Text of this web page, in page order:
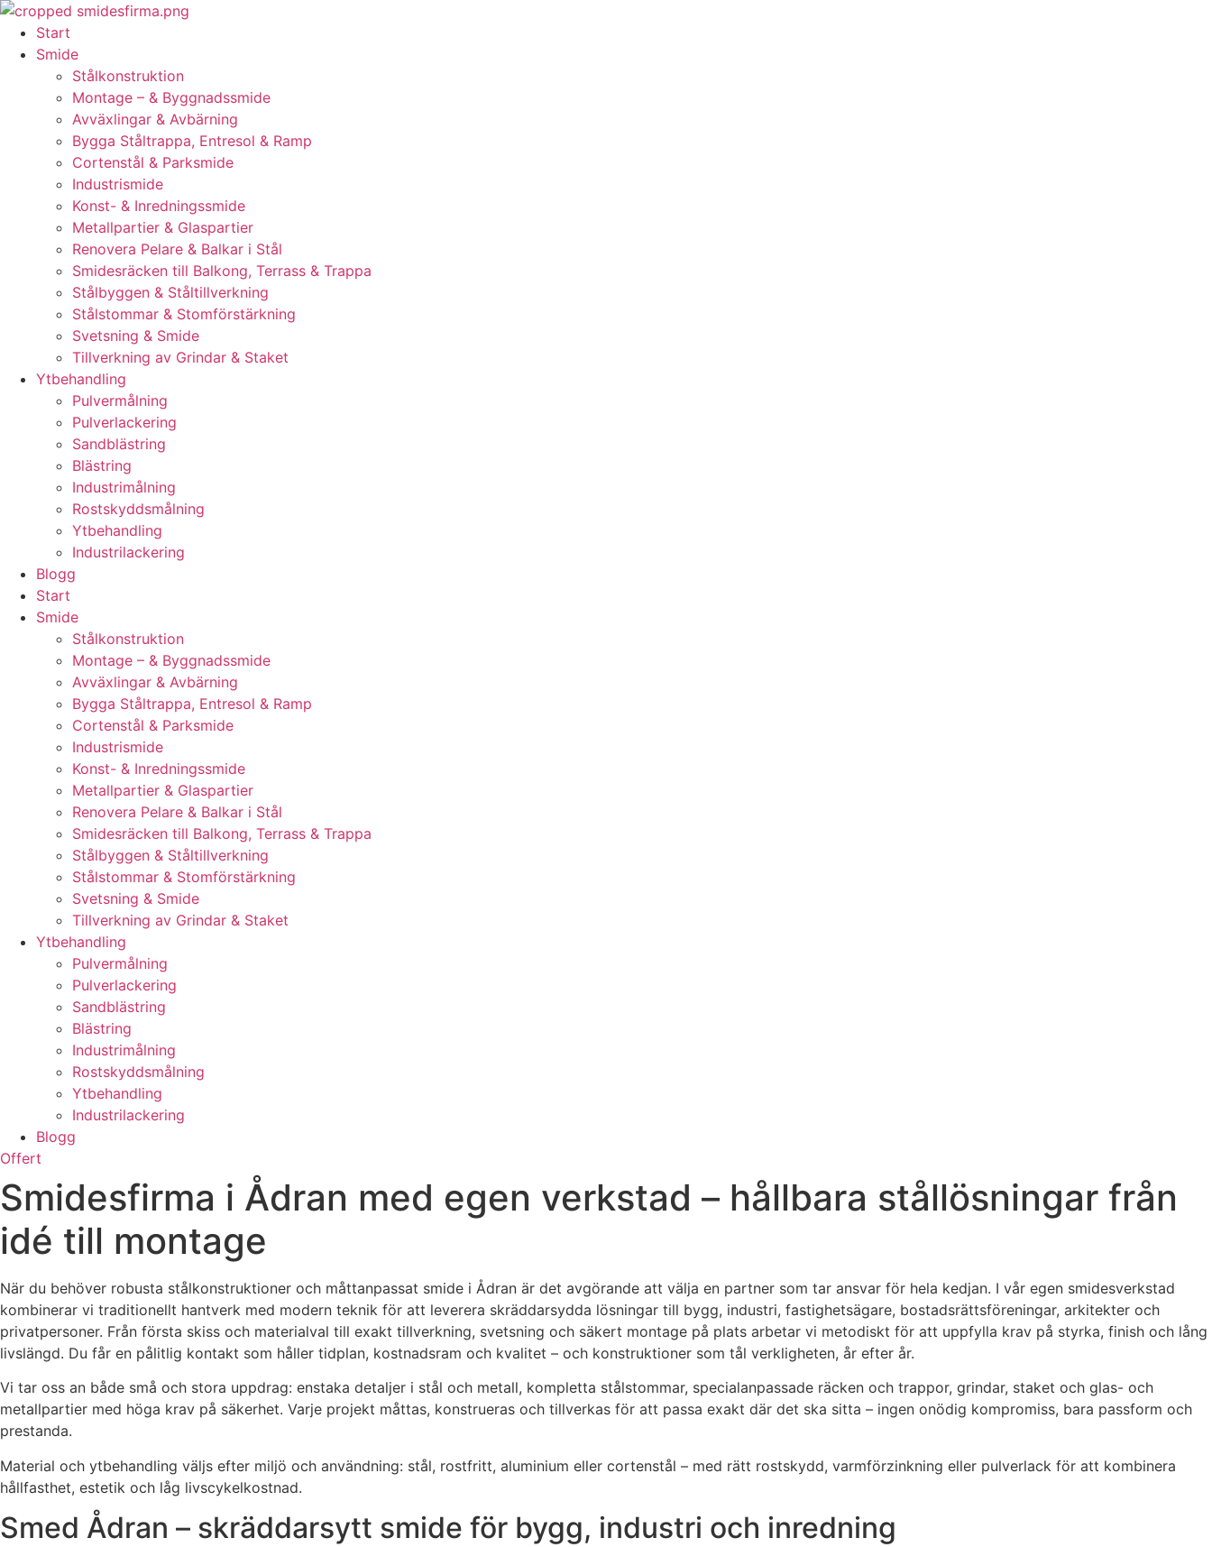
Skip
content
Start
Smide
Stålkonstruktion
Montage – & Byggnadssmide
Avväxlingar & Avbärning
Bygga Ståltrappa, Entresol & Ramp
Cortenstål & Parksmide
Industrismide
Konst- & Inredningssmide
Metallpartier & Glaspartier
Renovera Pelare & Balkar i Stål
Smidesräcken till Balkong, Terrass & Trappa
Stålbyggen & Ståltillverkning
Stålstommar & Stomförstärkning
Svetsning & Smide
Tillverkning av Grindar & Staket
Ytbehandling
Pulvermålning
Pulverlackering
Sandblästring
Blästring
Industrimålning
Rostskyddsmålning
Ytbehandling
Industrilackering
Blogg
Start
Smide
Stålkonstruktion
Montage – & Byggnadssmide
Avväxlingar & Avbärning
Bygga Ståltrappa, Entresol & Ramp
Cortenstål & Parksmide
Industrismide
Konst- & Inredningssmide
Metallpartier & Glaspartier
Renovera Pelare & Balkar i Stål
Smidesräcken till Balkong, Terrass & Trappa
Stålbyggen & Ståltillverkning
Stålstommar & Stomförstärkning
Svetsning & Smide
Tillverkning av Grindar & Staket
Ytbehandling
Pulvermålning
Pulverlackering
Sandblästring
Blästring
Industrimålning
Rostskyddsmålning
Ytbehandling
Industrilackering
Blogg
Offert
Smidesfirma i Ådran med egen verkstad – hållbara stållösningar från
idé till montage
När du behöver robusta stålkonstruktioner och måttanpassat smide i Ådran är det avgörande att välja en partner som tar ansvar för hela kedjan. I vår egen smidesverkstad
kombinerar vi traditionellt hantverk med modern teknik för att leverera skräddarsydda lösningar till bygg, industri, fastighetsägare, bostadsrättsföreningar, arkitekter och
privatpersoner. Från första skiss och materialval till exakt tillverkning, svetsning och säkert montage på plats arbetar vi metodiskt för att uppfylla krav på styrka, finish och lång
livslängd. Du får en pålitlig kontakt som håller tidplan, kostnadsram och kvalitet – och konstruktioner som tål verkligheten, år efter år.
Vi tar oss an både små och stora uppdrag: enstaka detaljer i stål och metall, kompletta stålstommar, specialanpassade räcken och trappor, grindar, staket och glas- och
metallpartier med höga krav på säkerhet. Varje projekt måttas, konstrueras och tillverkas för att passa exakt där det ska sitta – ingen onödig kompromiss, bara passform och
prestanda.
Material och ytbehandling väljs efter miljö och användning: stål, rostfritt, aluminium eller cortenstål – med rätt rostskydd, varmförzinkning eller pulverlack för att kombinera
hållfasthet, estetik och låg livscykelkostnad.
Smed Ådran – skräddarsytt smide för bygg, industri och inredning